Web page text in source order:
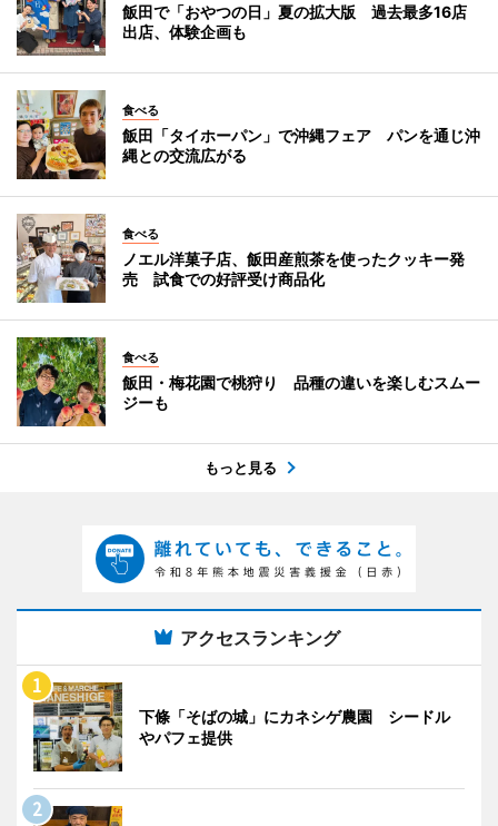
飯田で「おやつの日」夏の拡大版 過去最多16店
出店、体験企画も
食べる
飯田「タイホーパン」で沖縄フェア パンを通じ沖
縄との交流広がる
食べる
ノエル洋菓子店、飯田産煎茶を使ったクッキー発
売 試食での好評受け商品化
食べる
飯田・梅花園で桃狩り 品種の違いを楽しむスムー
ジーも
もっと見る
アクセスランキング
下條「そばの城」にカネシゲ農園 シードル
やパフェ提供